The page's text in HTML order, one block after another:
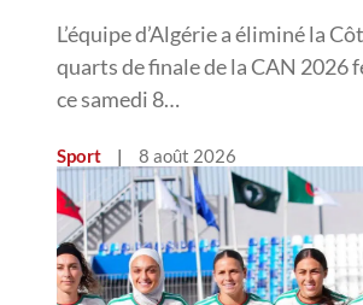
L’équipe d’Algérie a éliminé la
quarts de finale de la CAN 2026
ce samedi 8…
Sport | 8 août 2026